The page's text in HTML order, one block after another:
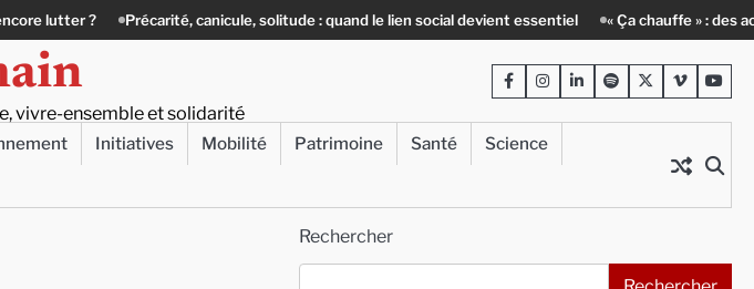
Précarité, canicule, solitude : quand le lien social devient essentiel « Ça chauffe » : des acteurs du
vivre-ensemble et solidarité
Facebook
Instagram
LinkedInSpotifyTwitterViméo
Initiatives Mobilité Patrimoine Santé
Science
Rechercher